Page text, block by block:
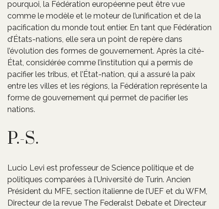
pourquoi, la Fédération européenne peut être vue
comme le modèle et le moteur de l’unification et de la
pacification du monde tout entier. En tant que Fédération
d’États-nations, elle sera un point de repère dans
l’évolution des formes de gouvernement. Après la cité-
État, considérée comme l’institution qui a permis de
pacifier les tribus, et l’État-nation, qui a assuré la paix
entre les villes et les régions, la Fédération représente la
forme de gouvernement qui permet de pacifier les
nations.
P.-S.
Lucio Levi est professeur de Science politique et de
politiques comparées à l’Université de Turin. Ancien
Président du MFE, section italienne de l’UEF et du WFM,
Directeur de la revue The Federalst Debate et Directeur